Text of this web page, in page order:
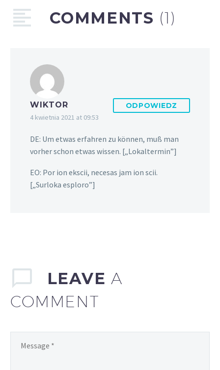
COMMENTS (1)
WIKTOR
4 kwietnia 2021 at 09:53
ODPOWIEDZ
DE: Um etwas erfahren zu können, muß man
vorher schon etwas wissen. [„Lokaltermin”]
EO: Por ion ekscii, necesas jam ion scii.
[„Surloka esploro”]
LEAVEA
COMMENT